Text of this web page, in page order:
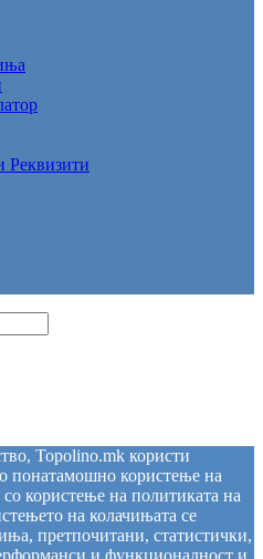
Реквизити
Topolino.mk користи
понатамошно користење на
користење на политиката на
на колачињата се
претпочитани, статистички,
и функционалност и